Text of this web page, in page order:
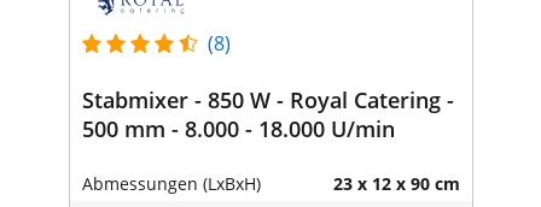
(8)
Stabmixer - 850 W - Royal Catering -
500 mm - 8.000 - 18.000 U/min
Abmessungen (LxBxH) 23 x 12 x 90 cm